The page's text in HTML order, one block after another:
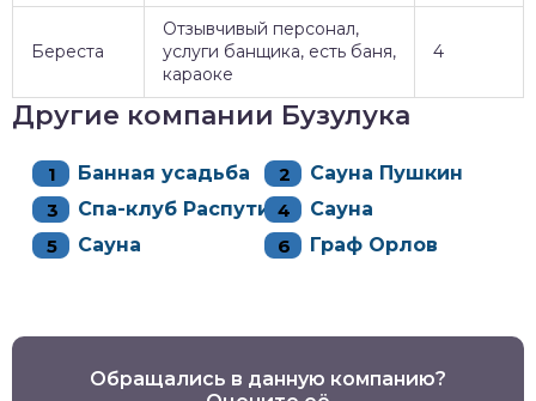
Береста
Отзывчивый персонал,
услуги банщика, есть баня,
караоке
4
Другие компании Бузулука
Банная усадьба
Сауна Пушкин
Спа-клуб Распутин
Сауна
Сауна
Граф Орлов
Обращались в данную компанию?